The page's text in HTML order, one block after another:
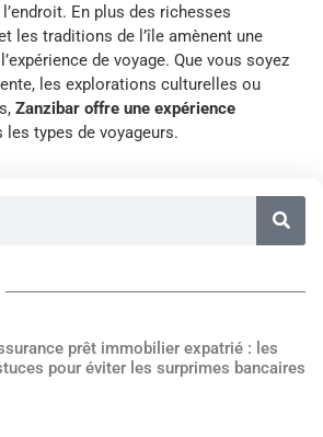
En plus des richesses
les traditions de l’île amènent une
de voyage. Que vous soyez
les explorations culturelles ou
Zanzibar offre une expérience
les types de voyageurs.
prêt immobilier expatrié : les
pour éviter les surprimes bancaires